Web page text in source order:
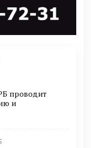
проводит
и